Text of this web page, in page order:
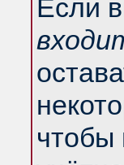
Если
чтобы